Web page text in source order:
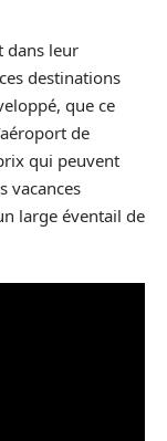
dans leur
destinations
que ce
de
qui peuvent
vacances
large éventail de